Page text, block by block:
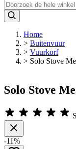
Home
> Buitenvuur
> Vuurkorf
> Solo Stove
Solo Stove
-11%